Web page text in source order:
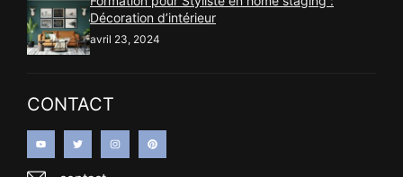
Décoration d’intérieur
avril 23, 2024
CONTACT